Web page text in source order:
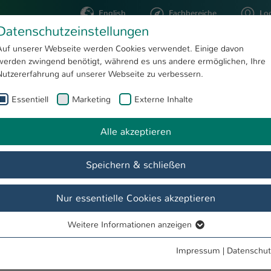
English Fachbereiche
STUDIUM FORSCHUNG
Life Cycle Im Studium Beratung
Nach dem Studium Team Veranstaltungen FAQ
wiederfinden, sind Sie bei uns genau richtig! Wir, das
auf Ihre individuelle Lebenssituation anzupassen, indem
unserer Webseite werden Cookies verwendet. Einige davon
zwingend benötigt, während es uns andere ermöglichen, Ihre
auf unserer Webseite zu verbessern.
Essentiell Marketing Externe Inhalte
Alle akzeptieren
Speichern & schließen
Nur essentielle Cookies akzeptieren
Essentielle Cookies werden für grundlegende Funktionen der
Weitere Informationen anzeigen
Impressum |